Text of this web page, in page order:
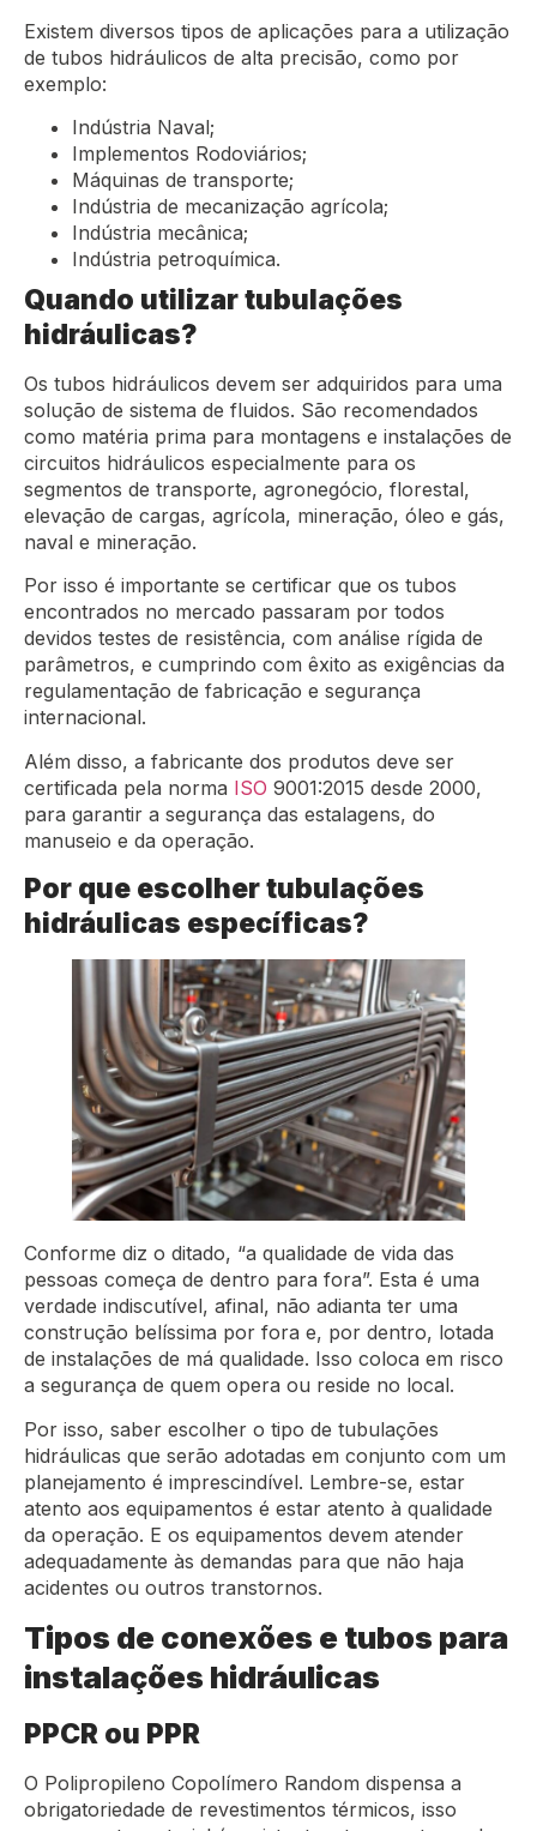
Existem diversos tipos de aplicações para a utilização
de tubos hidráulicos de alta precisão, como por
exemplo:
Indústria Naval;
Implementos Rodoviários;
Máquinas de transporte;
Indústria de mecanização agrícola;
Indústria mecânica;
Indústria petroquímica.
Quando utilizar tubulações
hidráulicas?
Os tubos hidráulicos devem ser adquiridos para uma
solução de sistema de fluidos. São recomendados
como matéria prima para montagens e instalações de
circuitos hidráulicos especialmente para os
segmentos de transporte, agronegócio, florestal,
elevação de cargas, agrícola, mineração, óleo e gás,
naval e mineração.
Por isso é importante se certificar que os tubos
encontrados no mercado passaram por todos
devidos testes de resistência, com análise rígida de
parâmetros, e cumprindo com êxito as exigências da
regulamentação de fabricação e segurança
internacional.
Além disso, a fabricante dos produtos deve ser
certificada pela norma ISO 9001:2015 desde 2000,
para garantir a segurança das estalagens, do
manuseio e da operação.
Por que escolher tubulações
hidráulicas específicas?
Conforme diz o ditado, “a qualidade de vida das
pessoas começa de dentro para fora”. Esta é uma
verdade indiscutível, afinal, não adianta ter uma
construção belíssima por fora e, por dentro, lotada
de instalações de má qualidade. Isso coloca em risco
a segurança de quem opera ou reside no local.
Por isso, saber escolher o tipo de tubulações
hidráulicas que serão adotadas em conjunto com um
planejamento é imprescindível. Lembre-se, estar
atento aos equipamentos é estar atento à qualidade
da operação. E os equipamentos devem atender
adequadamente às demandas para que não haja
acidentes ou outros transtornos.
Tipos de conexões e tubos para
instalações hidráulicas
PPCR ou PPR
O Polipropileno Copolímero Random dispensa a
obrigatoriedade de revestimentos térmicos, isso